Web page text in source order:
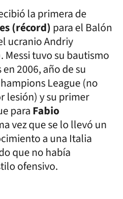
la primera de
(récord) para el Balón
ucranio Andriy
Messi tuvo su bautismo
2006, año de su
League (no
lesión) y su primer
paraFabio
vez que se lo llevó un
a una Italia
que no había
ofensivo.